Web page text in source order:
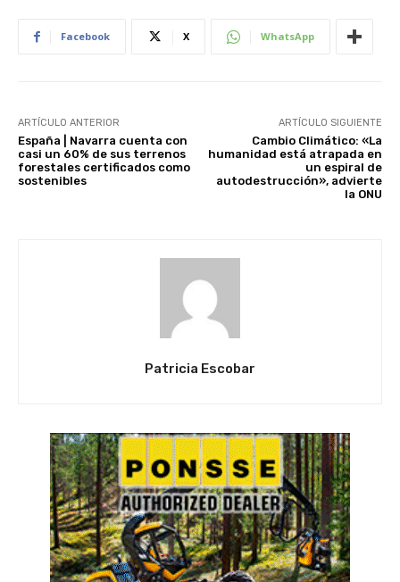
Facebook X WhatsApp
ARTÍCULO ANTERIOR
España | Navarra cuenta con
casi un 60% de sus terrenos
forestales certificados como
sostenibles
ARTÍCULO SIGUIENTE
Cambio Climático: «La
humanidad está atrapada en
un espiral de
autodestrucción», advierte
la ONU
Patricia Escobar